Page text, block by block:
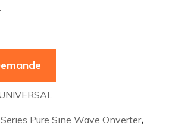
Pure Sine Wave Onverter,